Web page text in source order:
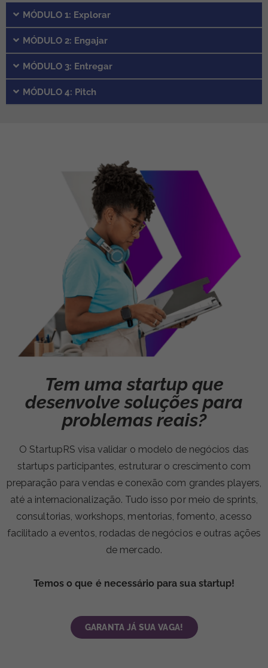
MÓDULO 1: Explorar
MÓDULO 2: Engajar
MÓDULO 3: Entregar
MÓDULO 4: Pitch
Tem uma startup que
desenvolve soluções para
problemas reais?
O StartupRS visa validar o modelo de negócios das
startups participantes, estruturar o crescimento com
preparação para vendas e conexão com grandes players,
até a internacionalização. Tudo isso por meio de sprints,
consultorias, workshops, mentorias, fomento, acesso
facilitado a eventos, rodadas de negócios e outras ações
de mercado.
Temos o que é necessário para sua startup!
GARANTA JÁ SUA VAGA!